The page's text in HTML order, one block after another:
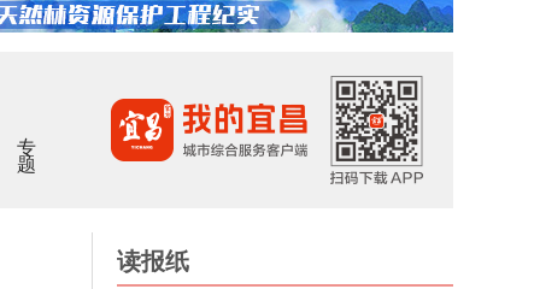
专题
读报纸